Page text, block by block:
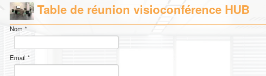
Table de réunion visioconférence HUB
Nom *
Email *